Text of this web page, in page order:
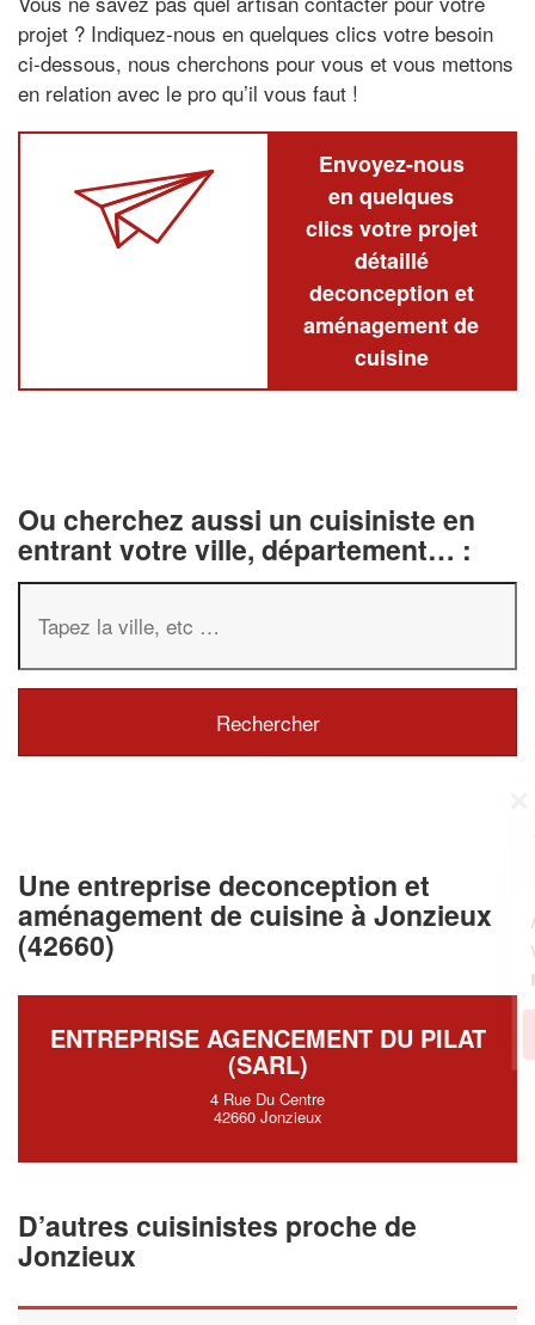
projet ? Indiquez-nous en quelques clics votre besoin
ci-dessous, nous cherchons pour vous et vous mettons
en relation avec le pro qu’il vous faut !
Envoyez-nous
en quelques
clics votre projet
détaillé
deconception et
aménagement de
cuisine
Ou cherchez aussi un cuisiniste en
entrant votre ville, département… :
Une entreprise deconception et
aménagement de cuisine à Jonzieux
(42660)
ENTREPRISE AGENCEMENT DU PILAT
(SARL)
4 Rue Du Centre
42660 Jonzieux
D’autres cuisinistes proche de
Jonzieux
Augmentez votrechiffre d'affaires
En savoir plus